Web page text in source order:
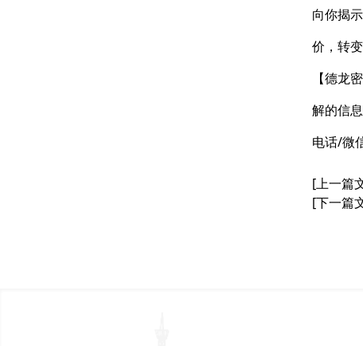
向你揭
价，转
【德龙
解的信
电话/微
[上一篇
[下一篇